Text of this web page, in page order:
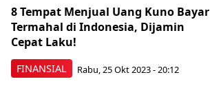
FINANSIAL
8 Tempat Menjual Uang Kuno Bayar
Termahal di Indonesia, Dijamin
Cepat Laku!
Rabu, 25 Okt 2023 - 20:12